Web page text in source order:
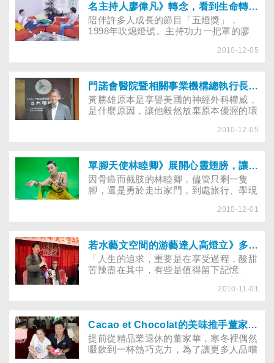
名主持人廖偉凡》轉念，看到生命轉圜的點
陪伴許多人成長的節目「五燈獎」，
1998年吹熄燈號。主持功力一把罩的廖
父親等人生挑戰，終於領悟幸福不必遠
2010-12-05
門諾會醫院暨相關事業機構總執行長黃勝雄》奉獻豐富了生命
黃勝雄原本是享譽美國的神經外科權威，
是什麼原因，讓他毅然放棄原本優渥的環
將近20年？門諾醫院因他而有了大幅提升
更深入地認識台灣人，也看到其他人看不
到的台灣精神……」。
2010-12-05
單腳天使林睦卿》展開心靈翅膀，讓幸福起飛
因骨癌而截肢的林睦卿，儘管只剩一隻
腳，還是勇於走出家門，到處旅行、學現
不放棄任何體驗人生的機會。她說：「不
2010-12-01
若水藝文空間的游藝達人高燈立》多走、多看，生命自然長
「人生的追求，重要是在享受過程，酸甜
苦辣盡在其中，有些是值得留下記憶
的體會與領悟，意味深遠耐人尋味。2010-11-01
Cacao et Chocolat的美味推手董家華》徜徉巧克力的幸福
提前從精品業退休的董家華，寒冬裡偶然
啜飲到一杯熱巧克力，為了讓更多人品嚐